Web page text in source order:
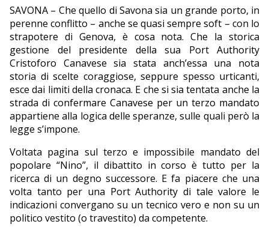
SAVONA – Che quello di Savona sia un grande porto, in
perenne conflitto – anche se quasi sempre soft – con lo
strapotere di Genova, è cosa nota. Che la storica
gestione del presidente della sua Port Authority
Cristoforo Canavese sia stata anch’essa una nota
storia di scelte coraggiose, seppure spesso urticanti,
esce dai limiti della cronaca. E che si sia tentata anche la
strada di confermare Canavese per un terzo mandato
appartiene alla logica delle speranze, sulle quali però la
legge s’impone.
Voltata pagina sul terzo e impossibile mandato del
popolare “Nino”, il dibattito in corso è tutto per la
ricerca di un degno successore. E fa piacere che una
volta tanto per una Port Authority di tale valore le
indicazioni convergano su un tecnico vero e non su un
politico vestito (o travestito) da competente.